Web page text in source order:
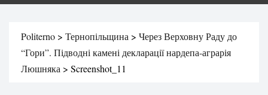
Politerno > Тернопільщина > Через Верховну Раду до
“Гори”. Підводні камені декларації нардепа-аграрія
Люшняка > Screenshot_11